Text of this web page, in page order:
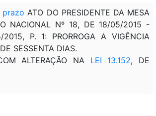
prazo ATO DO PRESIDENTE DA MESA
NACIONAL Nº 18, DE 18/05/2015 -
P. 1: PRORROGA A VIGÊNCIA
SESSENTA DIAS.
ALTERAÇÃO NA LEI 13.152, DE